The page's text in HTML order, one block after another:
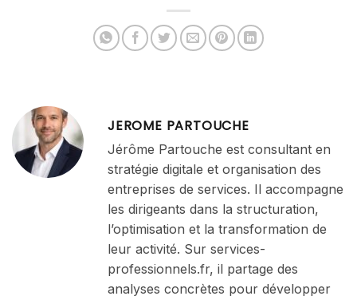
JEROME PARTOUCHE
Jérôme Partouche est consultant en
stratégie digitale et organisation des
entreprises de services. Il accompagne
les dirigeants dans la structuration,
l’optimisation et la transformation de
leur activité. Sur services-
professionnels.fr, il partage des
analyses concrètes pour développer